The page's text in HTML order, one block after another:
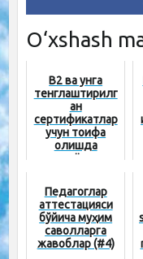
O‘xshash
В2 ва унга
тенглаштирилг
ан
сертификатлар
учун тоифа
олишда
имтиёзлар
Педагоглар
аттестацияси
бўйича муҳим
саволларга
жавоблар (#4)